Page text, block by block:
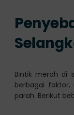
Bintik merah di
berbagai
parah. Berikut